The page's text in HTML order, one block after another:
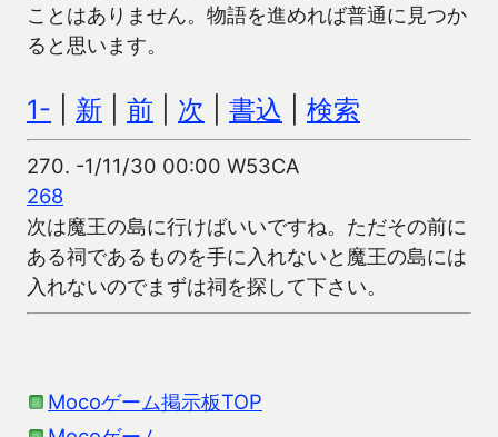
ことはありません。物語を進めれば普通に見つか
ると思います。
1- 新 前 次 書込 検索
270. -1/11/30 00:00 W53CA
268
次は魔王の島に行けばいいですね。ただその前に
ある祠であるものを手に入れないと魔王の島には
入れないのでまずは祠を探して下さい。
Mocoゲーム掲示板TOP